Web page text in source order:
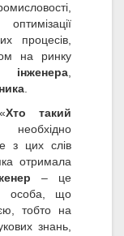
процесів,
на ринку
інженера
Хто такий
з цих слів
отримала
– це
що
тобто на
знань,